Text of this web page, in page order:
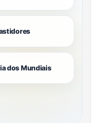
dos Mundiais